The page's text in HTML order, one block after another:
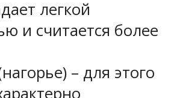
легкой
и считается более
– для этого